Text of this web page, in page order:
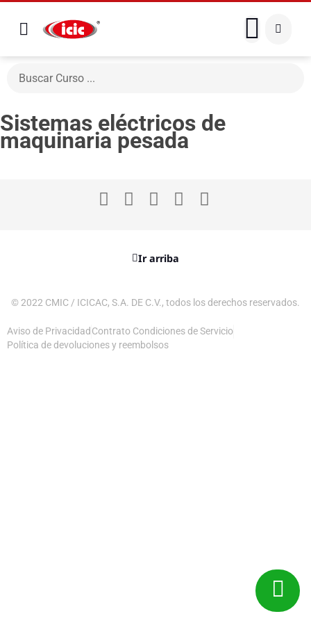
Sistemas eléctricos de
maquinaria pesada
Ir arriba
© 2022 CMIC / ICICAC, S.A. DE C.V., todos los derechos reservados.
Aviso de Privacidad Contrato Condiciones de Servicio
Política de devoluciones y reembolsos